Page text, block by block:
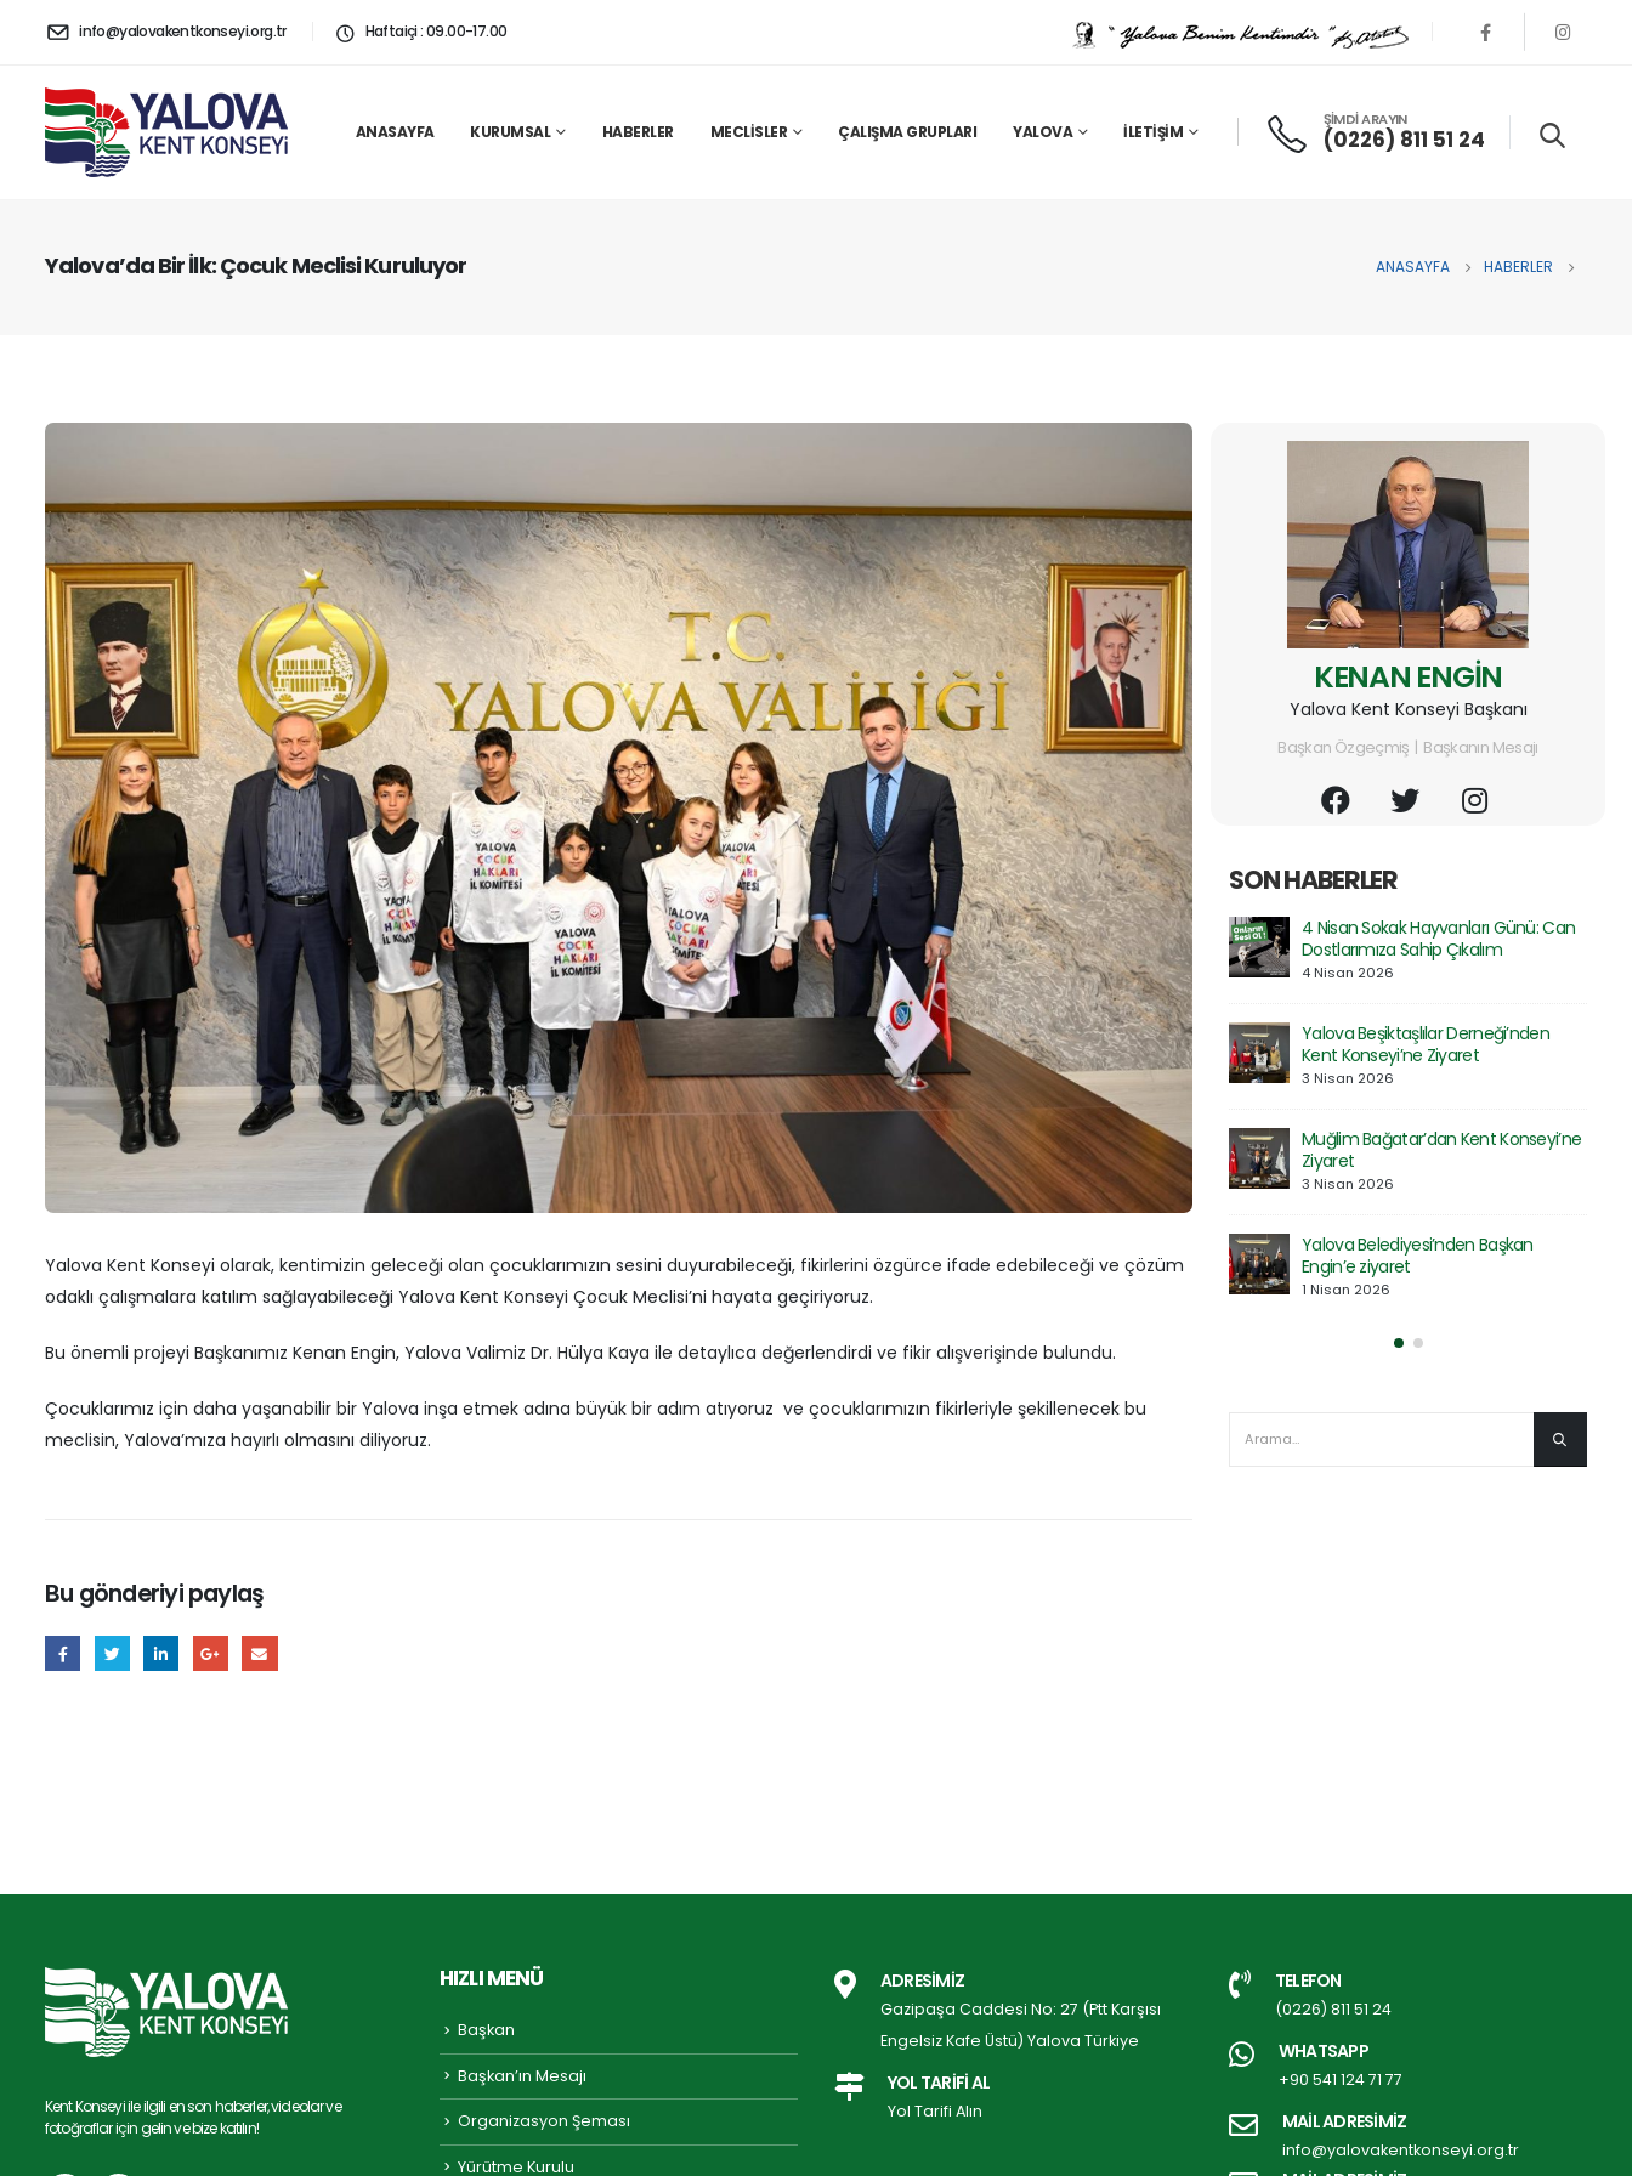
info@yalovakentkonseyi.org.tr Haftaiçi : 09.00-17.00
ANASAYFA KURUMSAL HABERLER MECLISLER ÇALIŞMA GRUPLARI YALOVA İLETIŞIM
ŞİMDİ ARAYIN
(0226) 811 51 24
Yalova’da Bir İlk: Çocuk Meclisi Kuruluyor ANASAYFA HABERLER
Yalova Kent Konseyi olarak, kentimizin geleceği olan çocuklarımızın sesini duyurabileceği, fikirlerini özgürce ifade edebileceği ve çözüm
odaklı çalışmalara katılım sağlayabileceği Yalova Kent Konseyi Çocuk Meclisi’ni hayata geçiriyoruz.
Bu önemli projeyi Başkanımız Kenan Engin, Yalova Valimiz Dr. Hülya Kaya ile detaylıca değerlendirdi ve fikir alışverişinde bulundu.
Çocuklarımız için daha yaşanabilir bir Yalova inşa etmek adına büyük bir adım atıyoruz ve çocuklarımızın fikirleriyle şekillenecek bu
meclisin, Yalova’mıza hayırlı olmasını diliyoruz.
Bu gönderiyi paylaş
KENAN ENGİN
Yalova Kent Konseyi Başkanı
Başkan Özgeçmiş | Başkanın Mesajı
SON HABERLER
4 Nisan Sokak Hayvanları Günü: Can
Dostlarımıza Sahip Çıkalım
4 Nisan 2026
Yalova Beşiktaşlılar Derneği’nden
Kent Konseyi’ne Ziyaret
3 Nisan 2026
Muğlim Bağatar’dan Kent Konseyi’ne
Ziyaret
3 Nisan 2026
Engin’e ziyaret
1 Nisan 2026
Prof. Dr. Serdar Geri’ye Rektör
Yardımcılığı Görevinde Hayırlı Olsun
Ziyareti
30 Mart 2026
Özel Atakent Hastanesi ile İndirim
Protokolü İmzalandı
30 Mart 2026
Saadet Partisi Heyetinden Kent
Konseyi’ne Ziyaret
27 Mart 2026
Defne Ekolojik Orman Parkı’nın Temel
Atma Töreni Gerçekleştirildi
27 Mart 2026
4 Nisan Sokak Hayvanları Günü: Can
Dostlarımıza Sahip Çıkalım
4 Nisan 2026
Yalova Beşiktaşlılar Derneği’nden
Kent Konseyi’ne Ziyaret
3 Nisan 2026
Muğlim Bağatar’dan Kent Konseyi’ne
Ziyaret
3 Nisan 2026
Engin’e ziyaret
Prof. Dr. Serdar Geri’ye Rektör
Yardımcılığı Görevinde Hayırlı Olsun
Ziyareti
Özel Atakent Hastanesi ile İndirim
Protokolü İmzalandı
Saadet Partisi Heyetinden Kent
Konseyi’ne Ziyaret
Defne Ekolojik Orman Parkı’nın Temel
Atma Töreni Gerçekleştirildi
Kent Konseyi ile ilgili en son haberler, videolar ve
fotoğraflar için gelin ve bize katılın!
HIZLI MENÜ
Başkan
Başkan’ın Mesajı
Organizasyon Şeması
Yürütme Kurulu
ADRESİMİZ
Gazipaşa Caddesi No: 27 (Ptt Karşısı
Engelsiz Kafe Üstü) Yalova Türkiye
YOL TARİFİ AL
Yol Tarifi Alın
TELEFON
(0226) 811 51 24
WHATSAPP
+90 541 124 71 77
MAİL ADRESİMİZ
info@yalovakentkonseyi.org.tr